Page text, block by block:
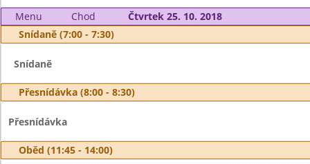
Menu Chod
Čtvrtek 25. 10. 2018
Snídaně (7:00 - 7:30)
Snídaně
Přesnídávka (8:00 - 8:30)
Přesnídávka
Oběd (11:45 - 14:00)